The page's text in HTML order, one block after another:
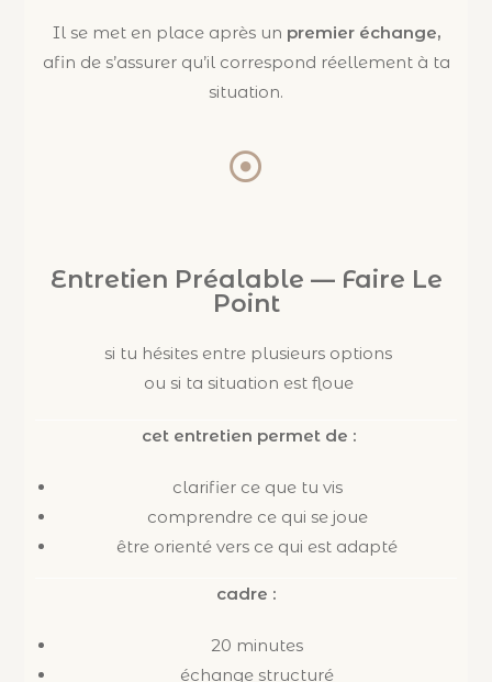
Il se met en place après un premier échange,
afin de s’assurer qu’il correspond réellement à ta
situation.
Entretien Préalable — Faire Le
Point
si tu hésites entre plusieurs options
ou si ta situation est floue
cet entretien permet de :
clarifier ce que tu vis
comprendre ce qui se joue
être orienté vers ce qui est adapté
cadre :
20 minutes
échange structuré